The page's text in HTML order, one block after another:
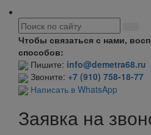
Чтобы связаться с нами,
способов:
Пишите: info@demetra68.ru
Звоните: +7 (910) 758-18-77
Написать в WhatsApp
Заявка на